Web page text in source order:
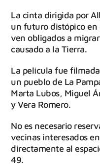
La cinta dirigida por
un futuro distópico en
ven obligados a
causado a la Tierra.
La película fue
un pueblo de La
Marta Lubos, Miguel
y Vera Romero.
No es necesario
vecinas interesados
directamente al
49.